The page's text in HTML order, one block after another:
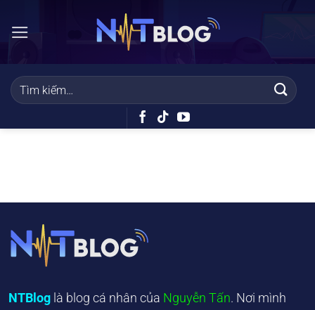
qua
dung
NTBlog là blog cá nhân của Nguyễn Tấn. Nơi mình